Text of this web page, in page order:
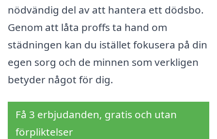
nödvändig del av att hantera ett dödsbo.
Genom att låta proffs ta hand om
städningen kan du istället fokusera på din
egen sorg och de minnen som verkligen
betyder något för dig.
Få 3 erbjudanden, gratis och utan
förpliktelser